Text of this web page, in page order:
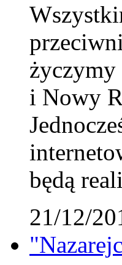
życzymy
i Nowy
będą
21/12/